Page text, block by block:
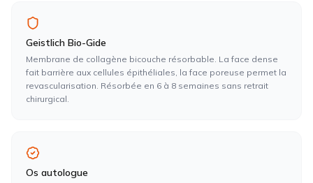
Geistlich Bio-Gide
Membrane de collagène bicouche résorbable. La face dense
fait barrière aux cellules épithéliales, la face poreuse permet la
revascularisation. Résorbée en 6 à 8 semaines sans retrait
chirurgical.
Os autologue